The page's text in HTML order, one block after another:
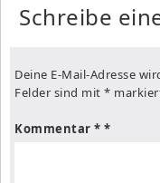
Schreibe
Deine E-Mail-Adresse
Felder sind mit *
Kommentar *